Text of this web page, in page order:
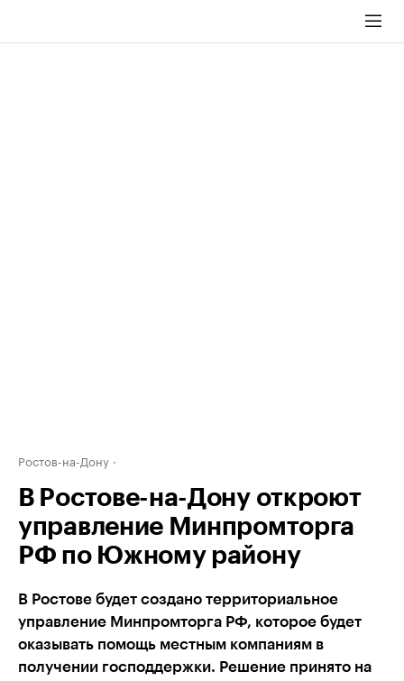
Ростов-на-Дону
В Ростове-на-Дону откроют
управление Минпромторга
РФ по Южному району
В Ростове будет создано территориальное
управление Минпромторга РФ, которое будет
оказывать помощь местным компаниям в
получении господдержки. Решение принято на